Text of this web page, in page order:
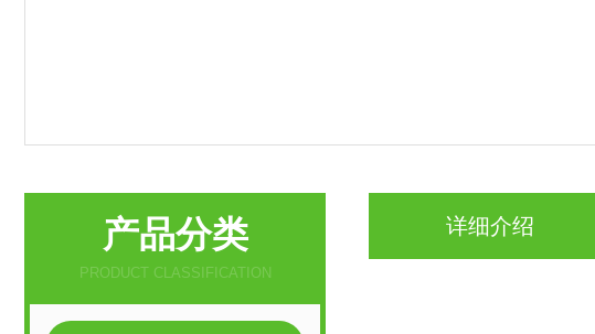
详细介绍
产品分类
PRODUCT CLASSIFICATION